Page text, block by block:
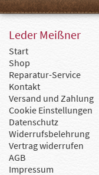
Leder Meißner
Start
Shop
Reparatur-Service
Kontakt
Versand und Zahlung
Cookie Einstellungen
Datenschutz
Widerrufsbelehrung
Vertrag widerrufen
AGB
Impressum